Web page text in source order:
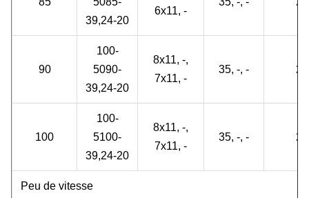
39,24-20
6x11, -
90
100-
5090-
39,24-20
8x11, -,
7x11, -
35, -, - 2
100
100-
5100-
39,24-20
8x11, -,
7x11, -
35, -, - 2
Peu de vitesse